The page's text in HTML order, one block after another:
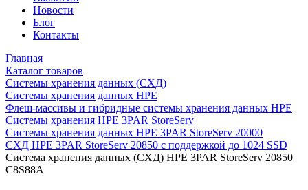
Новости
Блог
Контакты
Главная
Каталог товаров
Системы хранения данных (СХД)
Системы хранения данных HPE
Флеш-массивы и гибридные системы хранения данных HPE
Системы хранения HPE 3PAR StoreServ
Системы хранения данных HPE 3PAR StoreServ 20000
СХД HPE 3PAR StoreServ 20850 с поддержкой до 1024 SSD
Система хранения данных (СХД) HPE 3PAR StoreServ 20850
C8S88A